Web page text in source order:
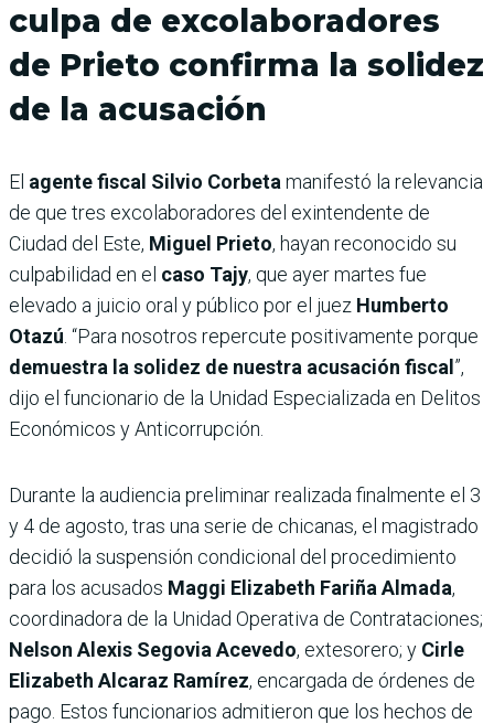
culpa de excolaboradores
de Prieto confirma la solidez
de la acusación
El agente fiscal Silvio Corbeta manifestó la relevancia
de que tres excolaboradores del exintendente de
Ciudad del Este, Miguel Prieto, hayan reconocido su
culpabilidad en el caso Tajy, que ayer martes fue
elevado a juicio oral y público por el juez Humberto
Otazú . “Para nosotros repercute positivamente porque
demuestra la solidez de nuestra acusación fiscal”,
dijo el funcionario de la Unidad Especializada en Delitos
Económicos y Anticorrupción.
Durante la audiencia preliminar realizada finalmente el 3
y 4 de agosto, tras una serie de chicanas, el magistrado
decidió la suspensión condicional del procedimiento
para los acusados Maggi Elizabeth Fariña Almada,
coordinadora de la Unidad Operativa de Contrataciones;
Nelson Alexis Segovia Acevedo, extesorero; y Cirle
Elizabeth Alcaraz Ramírez, encargada de órdenes de
pago. Estos funcionarios admitieron que los hechos de